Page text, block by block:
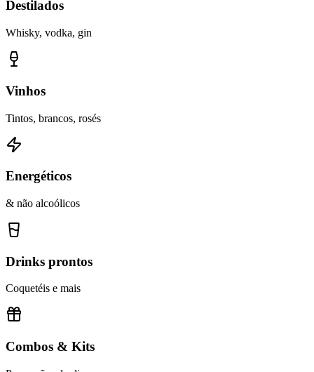
Destilados
Whisky, vodka, gin
Vinhos
Tintos, brancos, rosés
Energéticos
& não alcoólicos
Drinks prontos
Coquetéis e mais
Combos & Kits